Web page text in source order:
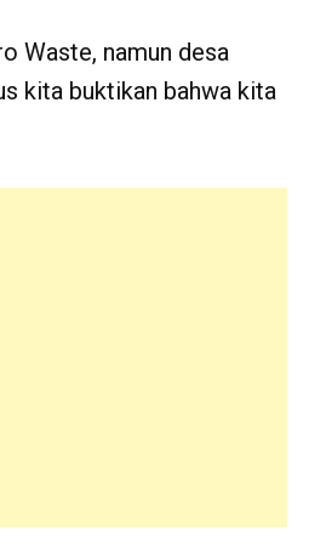
Waste, namun desa
kita buktikan bahwa kita